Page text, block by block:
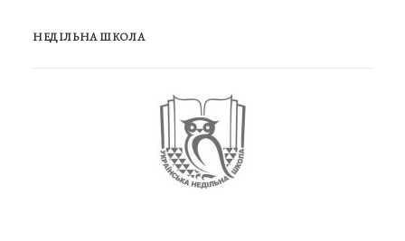
НЕДІЛЬНА ШКОЛА